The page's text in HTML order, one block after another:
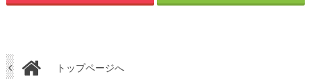
トップページへ